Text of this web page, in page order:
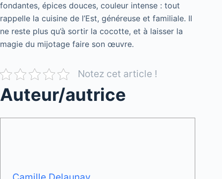
fondantes, épices douces, couleur intense : tout
rappelle la cuisine de l’Est, généreuse et familiale. Il
ne reste plus qu’à sortir la cocotte, et à laisser la
magie du mijotage faire son œuvre.
Notez cet article !
Auteur/autrice